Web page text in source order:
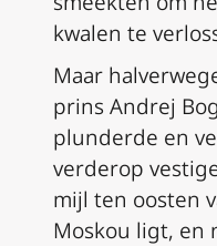
kwalen te
Maar
prins Andrej
plunderde en
verderop
mijl ten oosten
Moskou ligt, en